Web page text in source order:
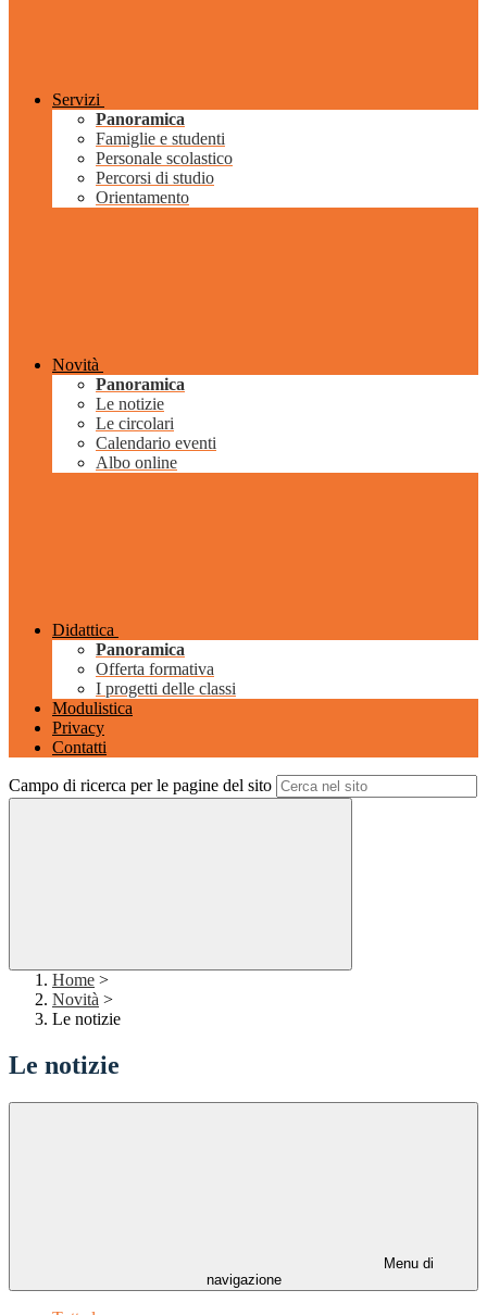
Servizi
Panoramica
Famiglie e studenti
Personale scolastico
Percorsi di studio
Orientamento
Novità
Panoramica
Le notizie
Le circolari
Calendario eventi
Albo online
Didattica
Panoramica
Offerta formativa
I progetti delle classi
Modulistica
Privacy
Contatti
Campo di ricerca per le pagine del sito
Home >
Novità >
Le notizie
Le notizie
Menu di
navigazione